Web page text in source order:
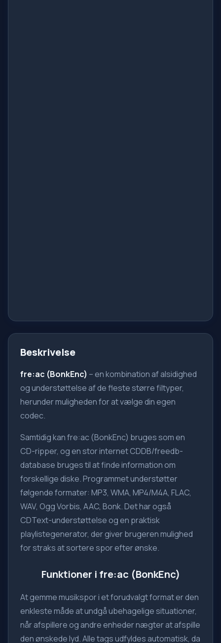
Beskrivelse
fre:ac (BonkEnc) – en kombination af alsidighed
og understøttelse af de fleste større filtyper,
herunder muligheden for at vælge din egen
codec.
Samtidig kan fre:ac (BonkEnc) bruges som en
CD-ripper, og en stor internet CDDB/freedb-
database bruges til at finde information om
forskellige diske. Programmet understøtter
følgende formater: MP3, WMA, MP4/M4A, FLAC,
WAV, Ogg Vorbis, AAC, Bonk. Det har også
CDText-understøttelse og en praktisk
playlistegenerator, der giver brugeren mulighed
for straks at sortere spor efter ønske.
Funktioner i fre:ac (BonkEnc)
At gemme musikspor i et forudvalgt format er den
enkleste måde at undgå ubehagelige situationer,
når afspillere og andre enheder nægter at afspille
den ønskede lyd. Alle tags udfyldes automatisk, da